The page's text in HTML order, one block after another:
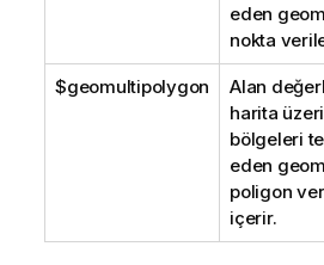
eden
nokta
$geomultipolygon
Alan
harita
bölgeleri
eden
poligon
içerir.